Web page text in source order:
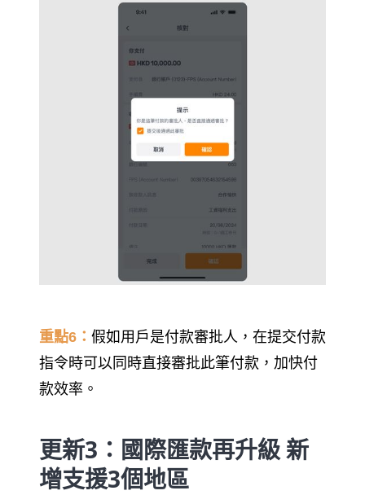
重點6： 假如用戶是付款審批人，在提交付款
指令時可以同時直接審批此筆付款，加快付
款效率。
更新3：國際匯款再升級 新
增支援3個地區